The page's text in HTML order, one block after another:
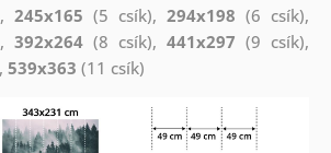
245x165 (5 csík),294x198 (6 csík),
392x264 (8 csík),441x297 (9 csík),
539x363 (11 csík)